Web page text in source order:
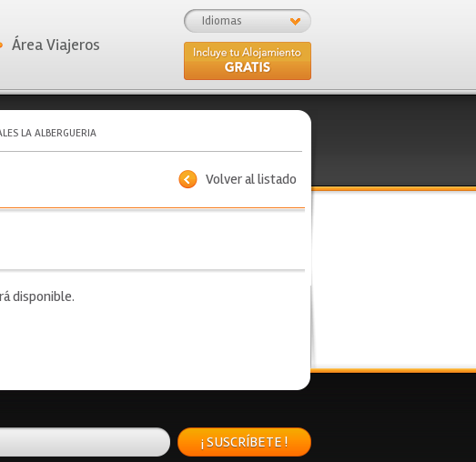
Idiomas
Área Viajeros
LA ALBERGUERIA
Volver al listado
disponible.
¡ SUSCRÍBETE !